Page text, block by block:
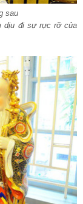
sau
dịu đi sự rực rỡ của